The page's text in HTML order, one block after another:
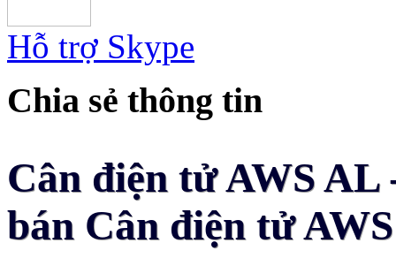
Hỗ trợ Skype
Chia sẻ thông tin
Cân điện tử AWS
bán Cân điện tử